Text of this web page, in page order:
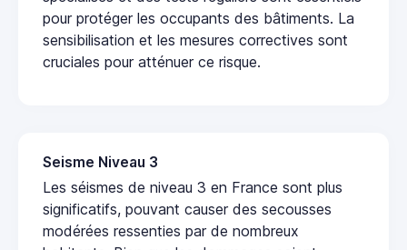
pour protéger les occupants des bâtiments. La
sensibilisation et les mesures correctives sont
cruciales pour atténuer ce risque.
Seisme Niveau 3
Les séismes de niveau 3 en France sont plus
significatifs, pouvant causer des secousses
modérées ressenties par de nombreux